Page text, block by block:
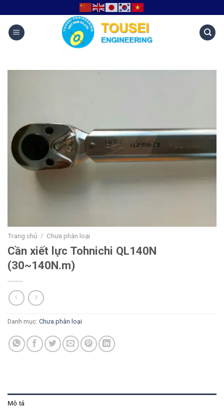
Trang chủ / Chưa phân loại
Cần xiết lực Tohnichi QL140N
(30~140N.m)
Danh mục: Chưa phân loại
Mô tả